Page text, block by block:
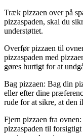
Træk pizzaen over på
pizzaspaden, skal du
understøttet.
Overfør pizzaen til
pizzaspaden med
gøres hurtigt for at
Bag pizzaen: Bag din
eller efter dine
rude for at sikre, at den
Fjern pizzaen fra
pizzaspaden til